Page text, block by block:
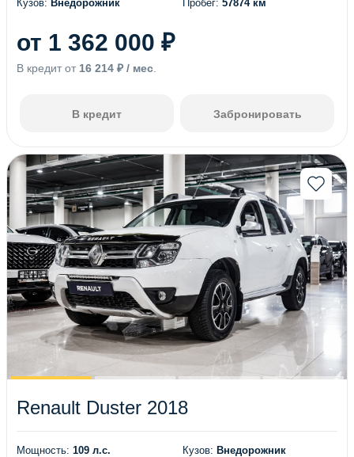
(13)
(1)
(6)
(2)
(3)
(7)
(1)
(4)
(1)
(1)
(1)
Кузов: Внедорожник
Пробег: 57874 км
от 1 362 000 ₽
В кредит от 16 214 ₽ / мес
В кредит Забронировать
Renault Duster 2018
Мощность: 109 л.с.
Кузов: Внедорожник